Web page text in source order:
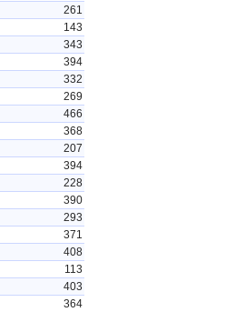
261
143
343
394
332
269
466
368
207
394
228
390
293
371
408
113
403
364